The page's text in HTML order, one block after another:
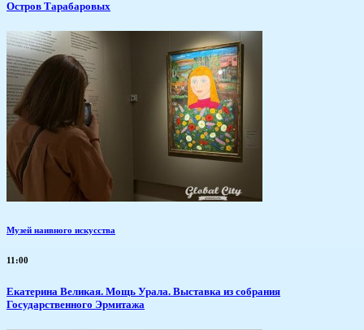
Остров Тарабаровых
Музей наивного искусства
11:00
​Екатерина Великая. Мощь Урала. Выставка из собрания
Государственного Эрмитажа